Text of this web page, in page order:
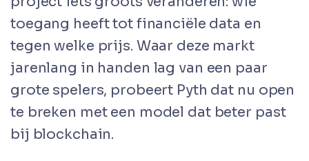
toegang heeft tot financiële data en
tegen welke prijs. Waar deze markt
jarenlang in handen lag van een paar
grote spelers, probeert Pyth dat nu open
te breken met een model dat beter past
bij blockchain.